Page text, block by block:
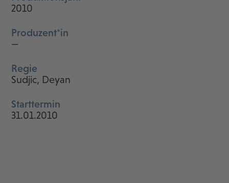
2010
Produzent*in
—
Regie
Sudjic, Deyan
Starttermin
31.01.2010